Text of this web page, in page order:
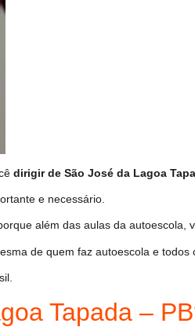
dirigir de São José da Lagoa
e necessário.
além das aulas da autoescola,
de quem faz autoescola e todos
Tapada –